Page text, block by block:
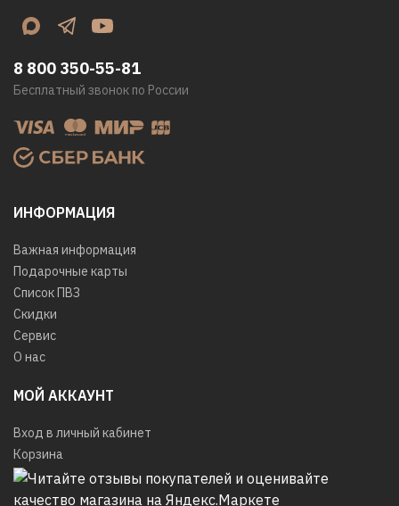
ИНФОРМАЦИЯ
Важная информация
Подарочные карты
Список ПВЗ
Скидки
Сервис
О нас
МОЙ АККАУНТ
Вход в личный кабинет
Корзина
8 800 350-55-81
Бесплатный звонок по России